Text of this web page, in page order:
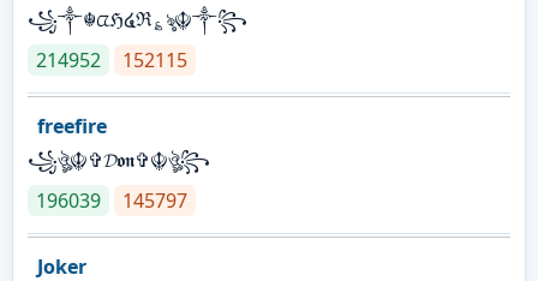
꧁༒☬ᤂℌ໔ℜ؏ৡ☬༒꧂
214952
152115
freefire
꧁ঔৣ☬✞𝓓𝖔𝖓✞☬ঔৣ꧂
196039
145797
Joker